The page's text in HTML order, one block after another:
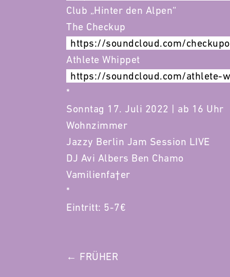
Club „Hinter den Alpen“
The Checkup
https://soundcloud.com/
Athlete Whippet
https://soundcloud.com/athlete-
*
Sonntag 17. Juli 2022 | ab 16 Uhr
Wohnzimmer
Jazzy Berlin Jam Session LIVE
DJ Avi Albers Ben Chamo
Vamilienfa†er
*
Eintritt: 5-7€
POST
← FRÜHER